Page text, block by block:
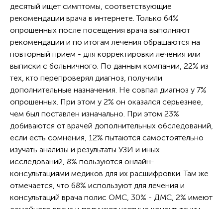
десятый ищет симптомы, соответствующие
рекомендации врача в интернете. Только 64%
опрошенных после посещения врача выполняют
рекомендации и по итогам лечения обращаются на
повторный прием - для корректировки лечения или
выписки с больничного. По данным компании, 22% из
тех, кто перепроверял диагноз, получили
дополнительные назначения. Не совпал диагноз у 7%
опрошенных. При этом у 2% он оказался серьезнее,
чем был поставлен изначально. При этом 23%
добиваются от врачей дополнительных обследований,
если есть сомнения, 12% пытаются самостоятельно
изучать анализы и результаты УЗИ и иных
исследований, 8% пользуются онлайн-
консультациями медиков для их расшифровки. Там же
отмечается, что 68% используют для лечения и
консультаций врача полис ОМС, 30% - ДМС, 2% имеют